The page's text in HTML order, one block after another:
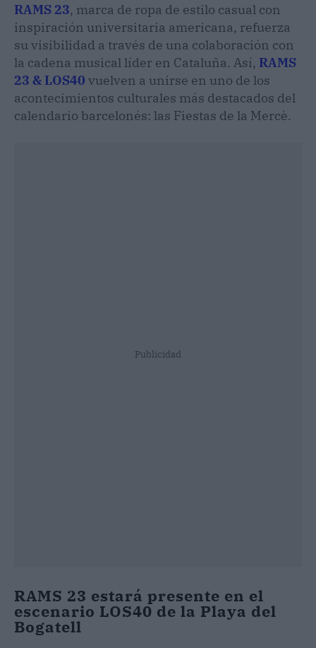
RAMS 23, marca de ropa de estilo casual con
inspiración universitaria americana, refuerza
su visibilidad a través de una colaboración con
la cadena musical líder en Cataluña. Así, RAMS
23 & LOS40 vuelven a unirse en uno de los
acontecimientos culturales más destacados del
calendario barcelonés: las Fiestas de la Mercè.
Publicidad
RAMS 23 estará presente en el
escenario LOS40 de la Playa del
Bogatell